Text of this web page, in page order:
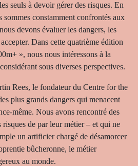
seuls à devoir gérer des risques. En
constamment confrontés aux
devons évaluer les dangers, les
Dans cette quatrième édition
», nous nous intéressons à la
sous diverses perspectives.
Rees, le fondateur du Centre for the
plus grands dangers qui menacent
même. Nous avons rencontré des
risques de par leur métier – et qui ne
un artificier chargé de désamorcer
bûcheronne, le métier
au monde.